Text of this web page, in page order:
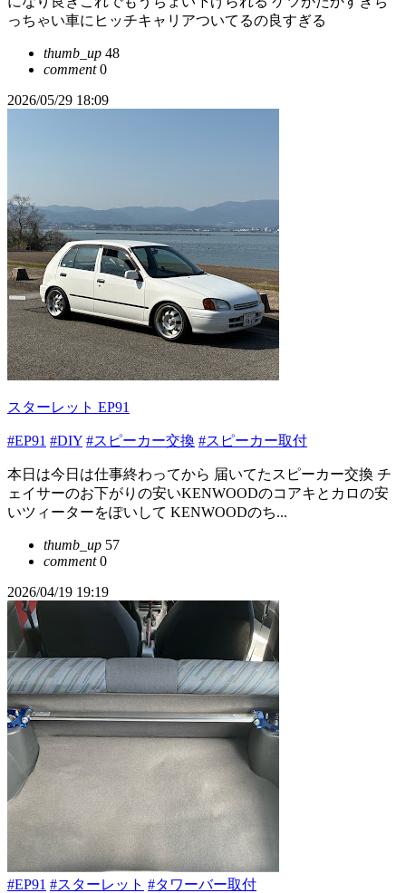
っちゃい車にヒッチキャリアついてるの良すぎる
thumb_up 48
comment0
2026/05/29 18:09
スターレット EP91
#EP91 #DIY #スピーカー交換 #スピーカー取付
本日は今日は仕事終わってから 届いてたスピーカー交換 チ
ェイサーのお下がりの安いKENWOODのコアキとカロの安
いツィーターをぽいして KENWOODのち...
thumb_up 57
comment0
2026/04/19 19:19
#EP91 #スターレット #タワーバー取付